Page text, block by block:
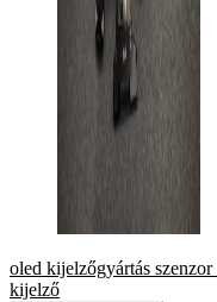
oled kijelzőgyártás szenzor
kijelző